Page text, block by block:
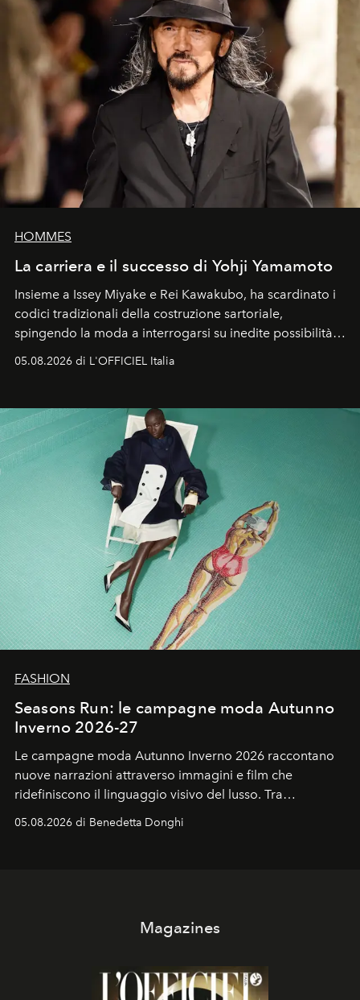
HOMMES
La carriera e il successo di Yohji Yamamoto
Insieme a Issey Miyake e Rei Kawakubo, ha scardinato i
codici tradizionali della costruzione sartoriale,
spingendo la moda a interrogarsi su inedite possibilità
un’impronta indelebile nella storia della moda.
05.08.2026 di L'OFFICIEL Italia
FASHION
Seasons Run: le campagne moda Autunno
Inverno 2026-27
Le campagne moda Autunno Inverno 2026 raccontano
nuove narrazioni attraverso immagini e film che
ridefiniscono il linguaggio visivo del lusso. Tra
contemporanea e storytelling d'autore, le maison
05.08.2026 di Benedetta Donghi
Magazines